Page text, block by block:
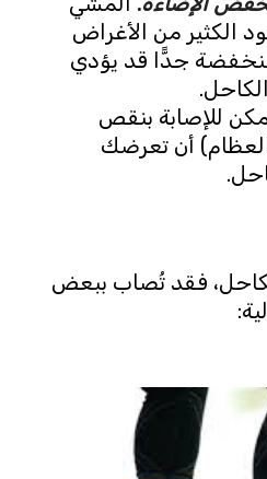
الكثير من الأغراض
جدًّا قد يؤدي
للإصابة بنقص
أن تعرضك
فقد تُصاب ببعض